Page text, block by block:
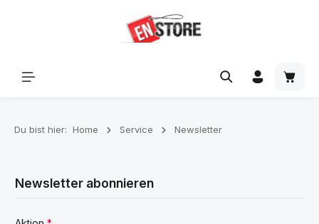
Du bist hier: Home Service Newsletter
Newsletter abonnieren